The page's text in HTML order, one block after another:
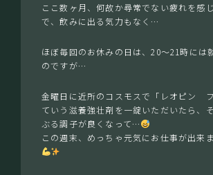
ここ数ヶ月、何故か尋常でない疲れを感
で、飲みに出る気力もなく…
ほぼ毎回のお休みの日は、20〜21時には
のですが…
金曜日に近所のコスモスで「レオピン
ていう滋養強壮剤を一錠いただいたら、
ぶる調子が良くなって…
この週末、めっちゃ元気にお仕事が出来